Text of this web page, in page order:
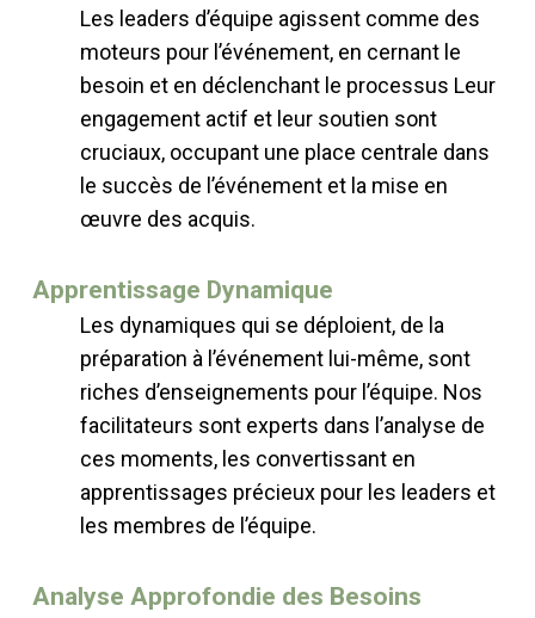
Les leaders d’équipe agissent comme des
moteurs pour l’événement, en cernant le
besoin et en déclenchant le processus Leur
engagement actif et leur soutien sont
cruciaux, occupant une place centrale dans
le succès de l’événement et la mise en
œuvre des acquis.
Apprentissage Dynamique
Les dynamiques qui se déploient, de la
préparation à l’événement lui-même, sont
riches d’enseignements pour l’équipe. Nos
facilitateurs sont experts dans l’analyse de
ces moments, les convertissant en
apprentissages précieux pour les leaders et
les membres de l’équipe.
Analyse Approfondie des Besoins